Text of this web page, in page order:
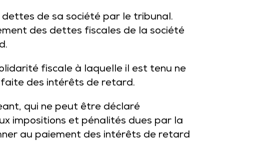
de sa société par le tribunal.
des dettes fiscales de la société
fiscale à laquelle il est tenu ne
faite des intérêts de retard.
qui ne peut être déclaré
impositions et pénalités dues par la
au paiement des intérêts de retard